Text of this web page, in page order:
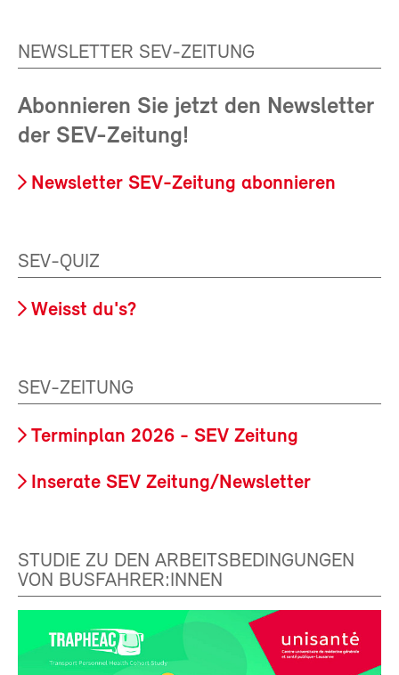
NEWSLETTER SEV-ZEITUNG
Abonnieren Sie jetzt den Newsletter
der SEV-Zeitung!
Newsletter SEV-Zeitung abonnieren
SEV-QUIZ
Weisst du's?
SEV-ZEITUNG
Terminplan 2026 - SEV Zeitung
Inserate SEV Zeitung/Newsletter
STUDIE ZU DEN ARBEITSBEDINGUNGEN
VON BUSFAHRER:INNEN